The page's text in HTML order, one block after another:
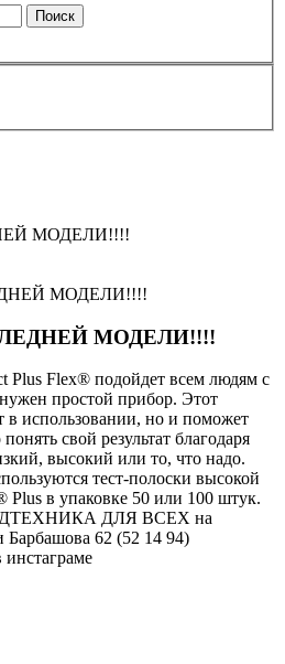
Поиск
МОДЕЛИ!!!!
МОДЕЛИ!!!!
Plus Flex® подойдет всем людям с
простой прибор. Этот
в использовании, но и поможет
свой результат благодаря
высокий или то, что надо.
тест-полоски высокой
Plus в упаковке 50 или 100 штук.
ДЛЯ ВСЕХ на
Барбашова 62 (52 14 94)
инстаграме